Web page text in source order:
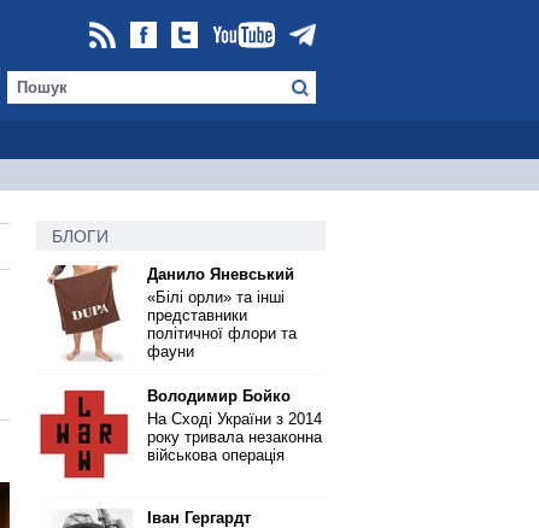
БЛОГИ
Данило Яневський
«Білі орли» та інші
представники
політичної флори та
фауни
Володимир Бойко
На Сході України з 2014
року тривала незаконна
військова операція
Іван Гергардт